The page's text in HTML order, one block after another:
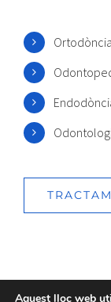
Ortodòncia
Aquest lloc web